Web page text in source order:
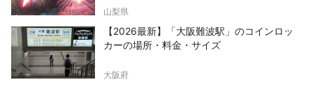
山梨県
【2026最新】「大阪難波駅」のコインロッ
カーの場所・料金・サイズ
大阪府